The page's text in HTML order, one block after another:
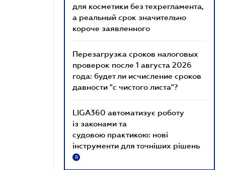
для косметики без техрегламента,
а реальный срок значительно
короче заявленного
Перезагрузка сроков налоговых
проверок после 1 августа 2026
года: будет ли исчисление сроков
давности "с чистого листа"?
LIGA360 автоматизує роботу
із законами та
судовою практикою: нові
інструменти для точніших рішень
R